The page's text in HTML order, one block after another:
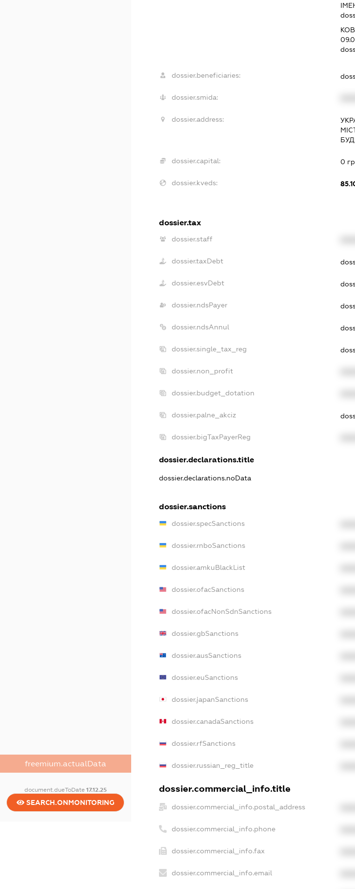
freemium.actualData
document.dueToDate 17.12.25
SEARCH.ONMONITORING
dossier.beneficiaries:
dossier.smida:
dossier.address:
dossier.capital: 0
dossier.kveds:
dossier.tax
dossier.staff
dossier.taxDebt
dossier.esvDebt
dossier.ndsPayer
dossier.ndsAnnul
dossier.single_tax_reg
dossier.non_profit
dossier.budget_dotation
dossier.palne_akciz
dossier.bigTaxPayerReg
dossier.declarations.title
dossier.declarations.noData
dossier.sanctions
dossier.specSanctions
dossier.rnboSanctions
dossier.amkuBlackList
dossier.ofacSanctions
dossier.ofacNonSdnSanctions
dossier.gbSanctions
dossier.ausSanctions
dossier.euSanctions
dossier.japanSanctions
dossier.canadaSanctions
dossier.rfSanctions
dossier.russian_reg_title
dossier.commercial_info.title
dossier.commercial_info.postal_address
dossier.commercial_info.phone
dossier.commercial_info.fax
dossier.commercial_info.email